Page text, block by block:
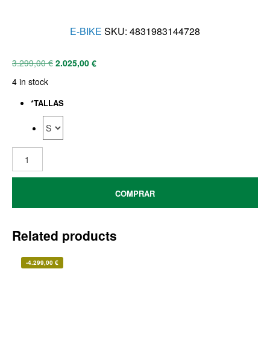
E-BIKE SKU: 4831983144728
3.299,00€ 2.025,00 €
4 in stock
*TALLAS
COMPRAR
Related products
-4.299,00 €